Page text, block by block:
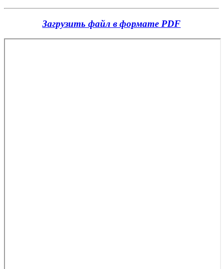
Загрузить файл в формате PDF